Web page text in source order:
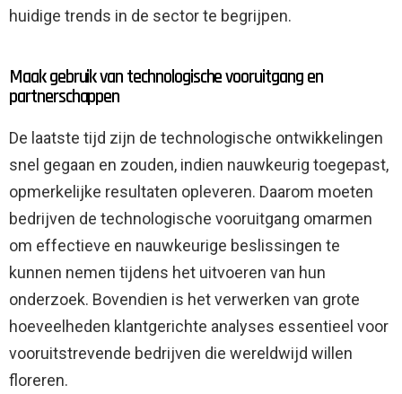
huidige trends in de sector te begrijpen.
Maak gebruik van technologische vooruitgang en
partnerschappen
De laatste tijd zijn de technologische ontwikkelingen
snel gegaan en zouden, indien nauwkeurig toegepast,
opmerkelijke resultaten opleveren. Daarom moeten
bedrijven de technologische vooruitgang omarmen
om effectieve en nauwkeurige beslissingen te
kunnen nemen tijdens het uitvoeren van hun
onderzoek. Bovendien is het verwerken van grote
hoeveelheden klantgerichte analyses essentieel voor
vooruitstrevende bedrijven die wereldwijd willen
floreren.